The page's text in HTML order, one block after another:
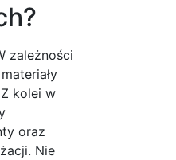
zależności
kolei w
oraz
Nie